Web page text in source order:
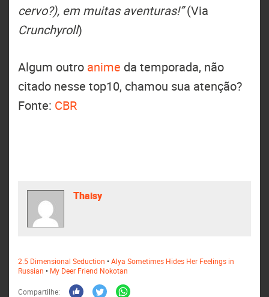
cervo?), em muitas aventuras!”(Via
Crunchyroll)
Algum outro anime da temporada, não
citado nesse top10, chamou sua atenção?
Fonte: CBR
Thaisy
2.5 Dimensional Seduction •Alya Sometimes Hides Her Feelings in
Russian • My Deer Friend Nokotan
Compartilhe: